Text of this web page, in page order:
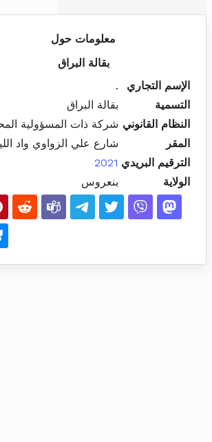
معلومات حول
بقالة البراق
الإسم التجاري
.
التسمية
بقالة البراق
النظام القانوني شركة ذات المسؤولية
المقر
شارع علي الزواوي واد
الترقيم البريدي 2021
الولاية
بنعروس